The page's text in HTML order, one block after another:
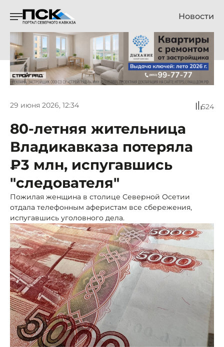
Новости
29 июня 2026, 12:34 524
80-летняя жительница
Владикавказа потеряла
₽3 млн, испугавшись
"следователя"
Пожилая женщина в столице Северной Осетии
отдала телефонным аферистам все сбережения,
испугавшись уголовного дела.